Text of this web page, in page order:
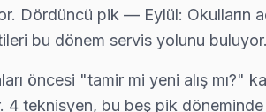
Dördüncü pik — Eylül: Okulların
bu dönem servis yolunu buluyor.
öncesi "tamir mi yeni alış mı?"
4 teknisyen, bu beş pik